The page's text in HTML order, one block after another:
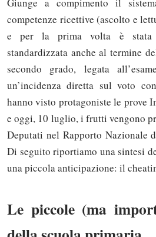
Giunge a compimento il
competenze ricettive (ascolto e
e per la prima volta è stata
standardizzata anche al termine
secondo grado, legata
un’incidenza diretta sul voto
hanno visto protagoniste le prove
e oggi, 10 luglio, i frutti vengono
Deputati nel Rapporto Nazionale
Di seguito riportiamo una sintesi
una piccola anticipazione: il
Le piccole (ma